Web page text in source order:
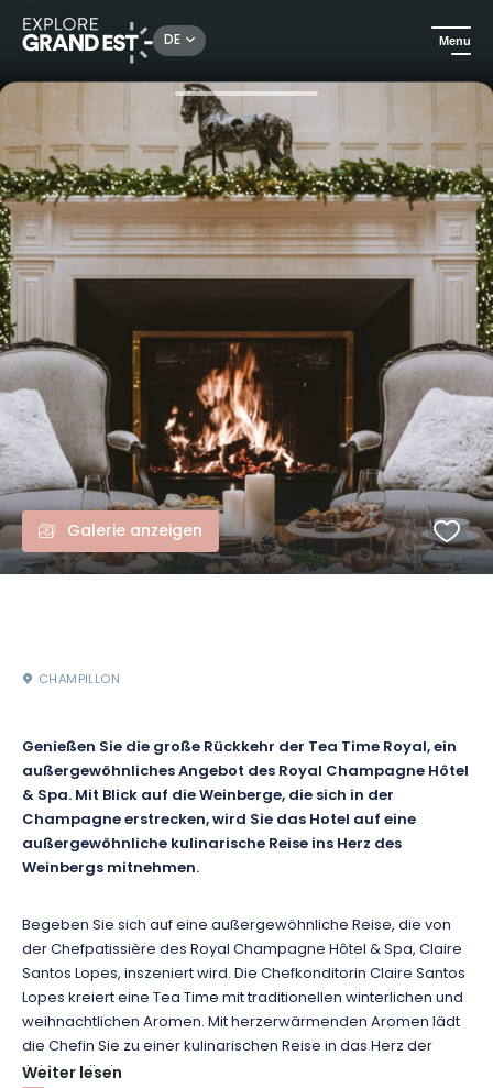
DE Menu
Sehenswertes in der Region Grand Est Tea Time Royal im Royal Champagne
Galerie anzeigen
CHAMPILLON
Genießen Sie die große Rückkehr der Tea Time Royal, ein
außergewöhnliches Angebot des Royal Champagne Hôtel
& Spa. Mit Blick auf die Weinberge, die sich in der
Champagne erstrecken, wird Sie das Hotel auf eine
außergewöhnliche kulinarische Reise ins Herz des
Weinbergs mitnehmen.
Begeben Sie sich auf eine außergewöhnliche Reise, die von
der Chefpatissière des Royal Champagne Hôtel & Spa, Claire
Santos Lopes, inszeniert wird. Die Chefkonditorin Claire Santos
Lopes kreiert eine Tea Time mit traditionellen winterlichen und
weihnachtlichen Aromen. Mit herzerwärmenden Aromen lädt
die Chefin Sie zu einer kulinarischen Reise in das Herz der
Jahreszeit ein.
Weiter lesen